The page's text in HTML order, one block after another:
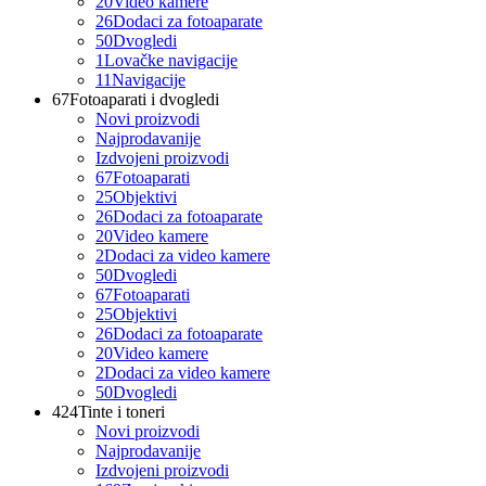
26Dodaci za fotoaparate
50Dvogledi
1Lovačke navigacije
11Navigacije
67Fotoaparati i dvogledi
Novi proizvodi
Najprodavanije
Izdvojeni proizvodi
67Fotoaparati
25Objektivi
26Dodaci za fotoaparate
20Video kamere
2Dodaci za video kamere
50Dvogledi
67Fotoaparati
25Objektivi
26Dodaci za fotoaparate
20Video kamere
2Dodaci za video kamere
50Dvogledi
424Tinte i toneri
Novi proizvodi
Najprodavanije
Izdvojeni proizvodi